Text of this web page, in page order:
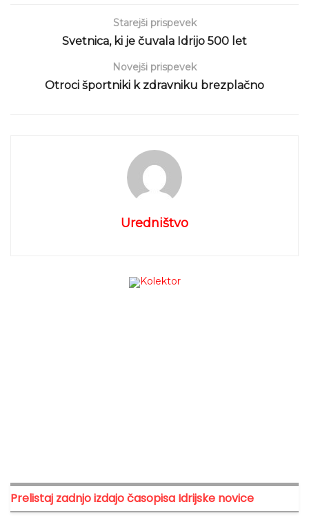
Starejši prispevek
Svetnica, ki je čuvala Idrijo 500 let
Novejši prispevek
Otroci športniki k zdravniku brezplačno
Uredništvo
Prelistaj zadnjo izdajo časopisa Idrijske novice